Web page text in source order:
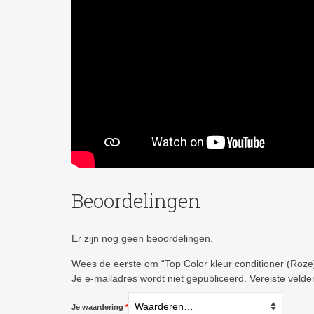
Beoordelingen
Er zijn nog geen beoordelingen.
Wees de eerste om “Top Color kleur conditioner
Je e-mailadres wordt niet gepubliceerd. Vereiste
Je waardering *